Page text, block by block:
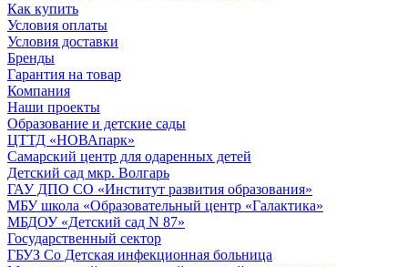
Как купить
Условия оплаты
Условия доставки
Бренды
Гарантия на товар
Компания
Наши проекты
Образование и детские сады
ЦТТД «НОВАпарк»
Самарский центр для одаренных детей
Детский сад мкр. Волгарь
ГАУ ДПО СО «Институт развития образования»
МБУ школа «Образовательный центр «Галактика»
МБДОУ «Детский сад N 87»
Государственный сектор
ГБУЗ Со Детская инфекционная больница